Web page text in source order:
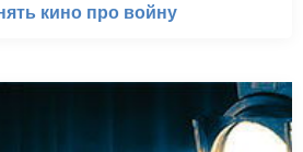
кино про войну